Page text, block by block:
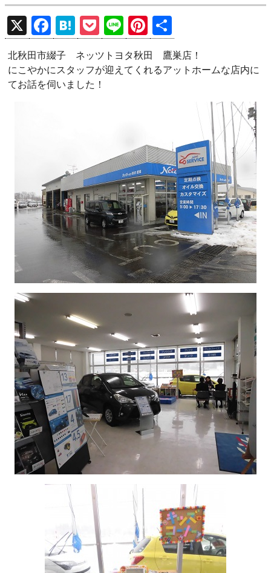
X
F
a
ce
b
H
at
e
n
P
o
ck
et
Li
n
e
Pi
nt
er
有
北秋田市綴子 ネッツトヨタ秋田 鷹巣店！
にこやかにスタッフが迎えてくれるアットホームな店内に
てお話を伺いました！